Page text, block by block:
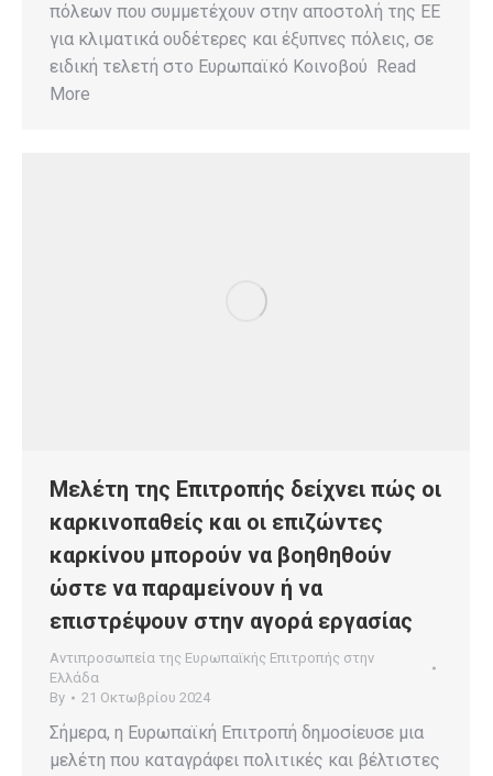
πόλεων που συμμετέχουν στην αποστολή της ΕΕ
για κλιματικά ουδέτερες και έξυπνες πόλεις, σε
ειδική τελετή στο Ευρωπαϊκό Κοινοβού Read
More
Μελέτη της Επιτροπής δείχνει πώς οι
καρκινοπαθείς και οι επιζώντες
καρκίνου μπορούν να βοηθηθούν
ώστε να παραμείνουν ή να
επιστρέψουν στην αγορά εργασίας
Αντιπροσωπεία της Ευρωπαϊκής Επιτροπής στην
Ελλάδα
By
21 Οκτωβρίου 2024
Σήμερα, η Ευρωπαϊκή Επιτροπή δημοσίευσε μια
μελέτη που καταγράφει πολιτικές και βέλτιστες